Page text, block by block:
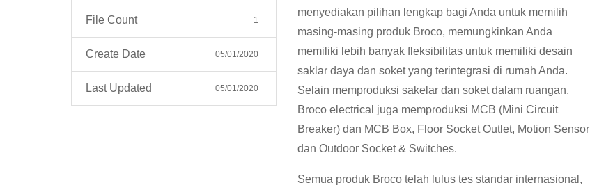
File Count 1
Create Date 05/01/2020
Last Updated 05/01/2020
menyediakan pilihan lengkap bagi Anda untuk memilih
masing-masing produk Broco, memungkinkan Anda
memiliki lebih banyak fleksibilitas untuk memiliki desain
saklar daya dan soket yang terintegrasi di rumah Anda.
Selain memproduksi sakelar dan soket dalam ruangan.
Broco electrical juga memproduksi MCB (Mini Circuit
Breaker) dan MCB Box, Floor Socket Outlet, Motion Sensor
dan Outdoor Socket & Switches.
Semua produk Broco telah lulus tes standar internasional,